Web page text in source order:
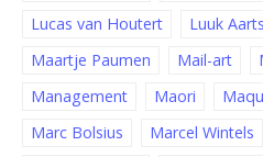
Lucas van Houtert
Luuk Aarts
Maartje Paumen
Mail-art
Management
Maori
Marc Bolsius
Marcel Wintels